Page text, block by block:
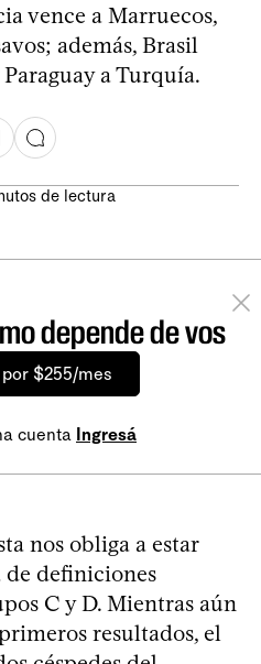
vence a Marruecos,
además, Brasil
a Turquía.
de lectura
depende de vos
$255/mes
cuenta Ingresá
nos obliga a estar
de definiciones
C y D. Mientras aún
resultados, el